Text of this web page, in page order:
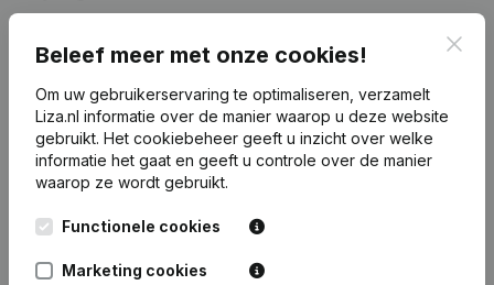
2024 2023 2022 2021
Eigen
vermogen
€847.759 €832.493 € 818.048 €802.711
Personeel 0
Beleef meer met onze cookies!
Om uw gebruikerservaring te optimaliseren, verzamelt
Liza.nl informatie over de manier waarop u deze website
gebruikt. Het cookiebeheer geeft u inzicht over welke
informatie het gaat en geeft u controle over de manier
waarop ze wordt gebruikt.
Functionele cookies
Marketing cookies